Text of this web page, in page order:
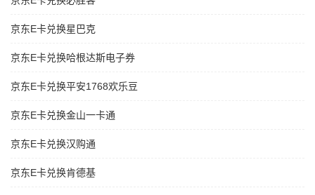
京东E卡兑换星巴克
京东E卡兑换哈根达斯电子券
京东E卡兑换平安1768欢乐豆
京东E卡兑换金山一卡通
京东E卡兑换汉购通
京东E卡兑换肯德基